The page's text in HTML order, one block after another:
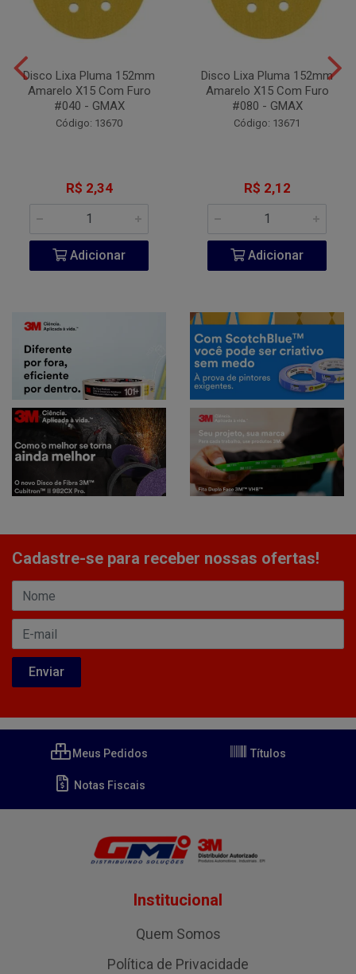
Disco Lixa Pluma 152mm
Amarelo X15 Com Furo
#040 - GMAX
Código: 13670
R$ 2,34
Adicionar
Disco Lixa Pluma 152mm
Amarelo X15 Com Furo
#080 - GMAX
Código: 13671
R$ 2,12
Adicionar
Cadastre-se para receber nossas ofertas!
Meus Pedidos Títulos
Notas Fiscais
Institucional
Quem Somos
Política de Privacidade